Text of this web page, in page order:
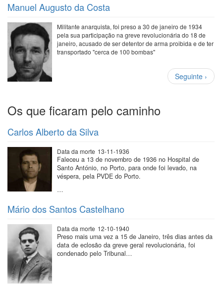
Manuel Augusto da Costa
Militante anarquista, foi preso a 30 de janeiro de 1934
pela sua participação na greve revolucionária do 18 de
janeiro, acusado de ser detentor de arma proibida e de ter
transportado "cerca de 100 bombas"
Paginação
Próxima
página
Seguinte ›
Os que ficaram pelo caminho
Carlos Alberto da Silva
Data da morte 13-11-1936
Faleceu a 13 de novembro de 1936 no Hospital de
Santo António, no Porto, para onde foi levado, na
véspera, pela PVDE do Porto.
…
Mário dos Santos Castelhano
Data da morte 12-10-1940
Preso mais uma vez a 15 de Janeiro, três dias antes da
data de eclosão da greve geral revolucionária, foi
condenado pelo Tribunal…